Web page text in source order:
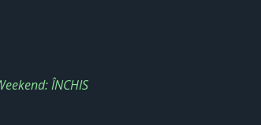
ÎNCHIS